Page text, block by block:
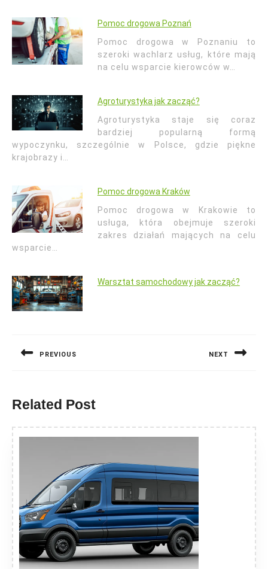
Pomoc drogowa Poznań
Pomoc drogowa w Poznaniu to
szeroki wachlarz usług, które mają
na celu wsparcie kierowców w…
Agroturystyka jak zacząć?
Agroturystyka staje się coraz
bardziej popularną formą
wypoczynku, szczególnie w Polsce, gdzie piękne
krajobrazy i…
Pomoc drogowa Kraków
Pomoc drogowa w Krakowie to
usługa, która obejmuje szeroki
zakres działań mających na celu
wsparcie…
Warsztat samochodowy jak zacząć?
PREVIOUS NEXT
Related Post